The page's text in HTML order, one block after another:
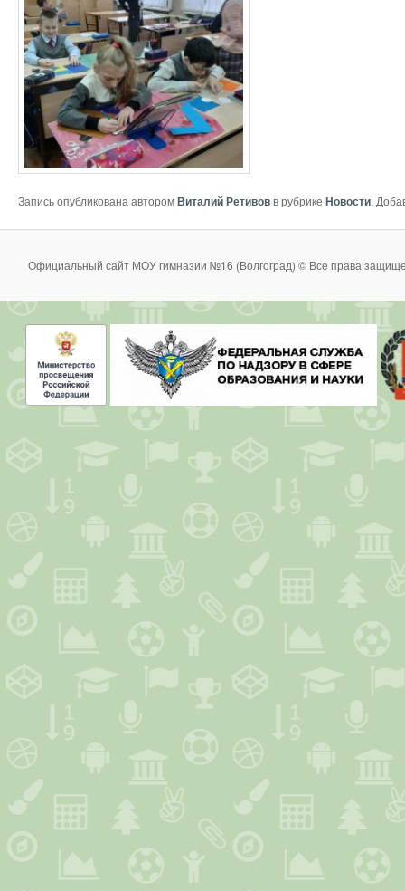
Запись опубликована авторомВиталий Ретивовв рубрике Новости.
Официальный сайт МОУ гимназии №16 (Волгоград) © Все права